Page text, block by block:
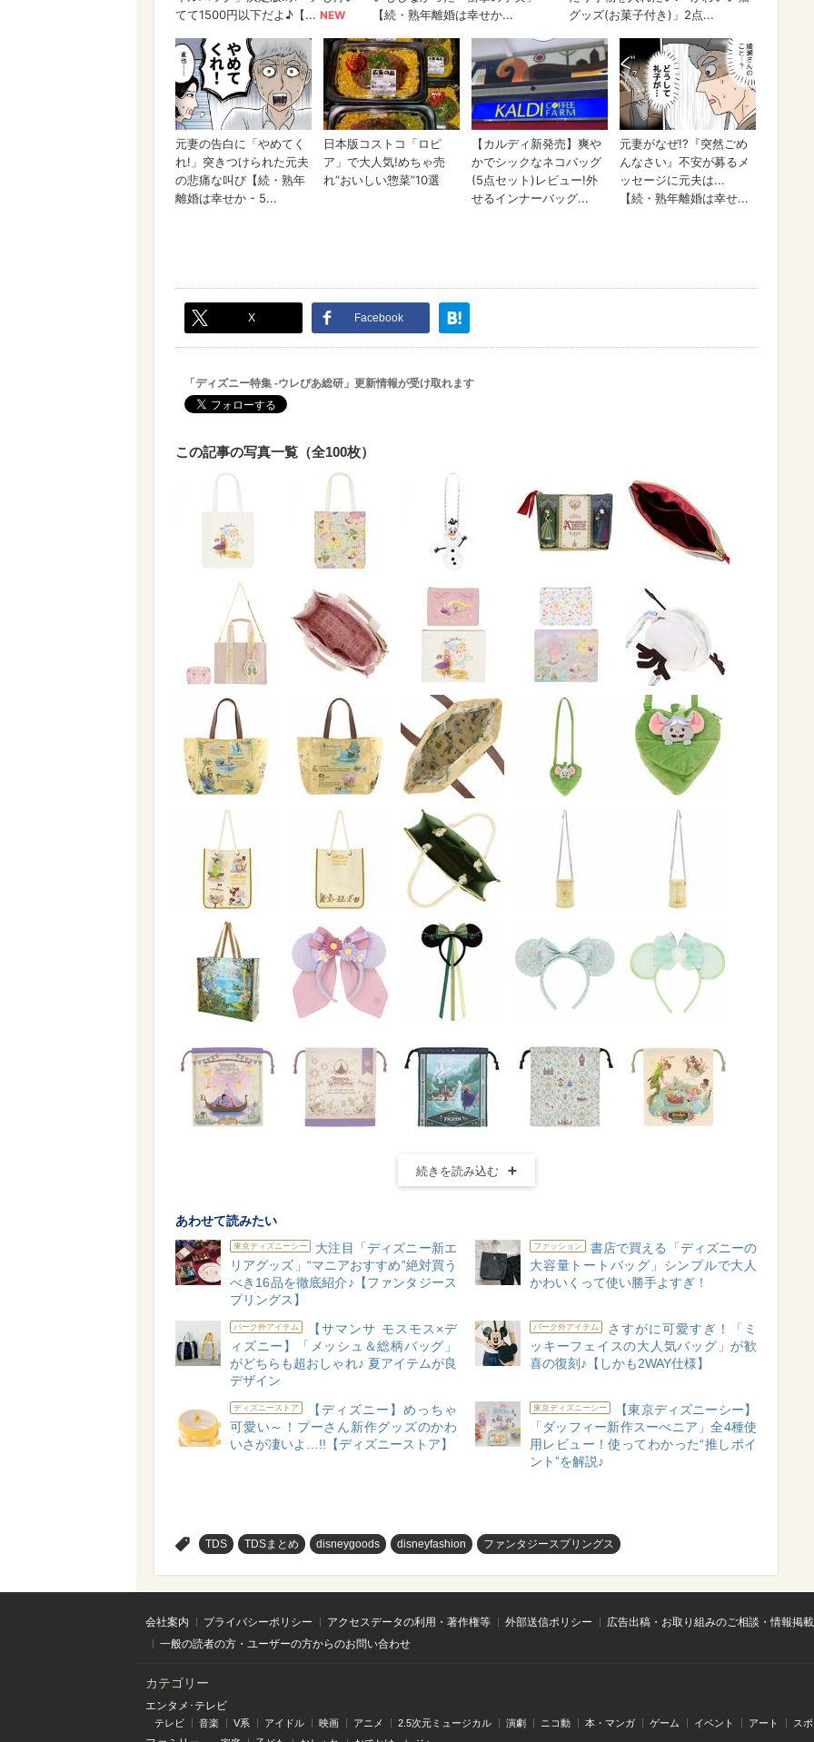
X Facebook
「ディズニー特集 -ウレぴあ総研」更新情報が受け取れます
この記事の写真一覧（全100枚）
続きを読み込む
あわせて読みたい
東京ディズニーシー
大注目「ディズニー新エ
リアグッズ」“マニアおすすめ”絶対買う
べき16品を徹底紹介♪【ファンタジース
プリングス】
ファッション
書店で買える「ディズニーの
大容量トートバッグ」シンプルで大人
かわいくって使い勝手よすぎ！
パーク外アイテム
【サマンサ モスモス×デ
ィズニー】「メッシュ＆総柄バッグ」
がどちらも超おしゃれ♪ 夏アイテムが良
デザイン
パーク外アイテム
さすがに可愛すぎ！「ミ
ッキーフェイスの大人気バッグ」が歓
喜の復刻♪【しかも2WAY仕様】
ディズニーストア
【ディズニー】めっちゃ
可愛い～！プーさん新作グッズのかわ
いさが凄いよ…!!【ディズニーストア】
東京ディズニーシー
【東京ディズニーシー】
「ダッフィー新作スーべニア」全4種使
用レビュー！使ってわかった“推しポイ
ント”を解説♪
TDS TDSまとめ disneygoods disneyfashion ファンタジースプリングス
会社案内 プライバシーポリシー アクセスデータの利用・著作権等 外部送信ポリシー
広告出稿・お取り組みのご相談・情報掲
一般の読者の方・ユーザーの方からのお問い合わせ
カテゴリー
エンタメ･テレビ
テレビ 音楽 V系 アイドル 映画 アニメ 2.5次元ミュージカル 演劇 ニコ動 本・マンガ ゲーム イベント アート ス